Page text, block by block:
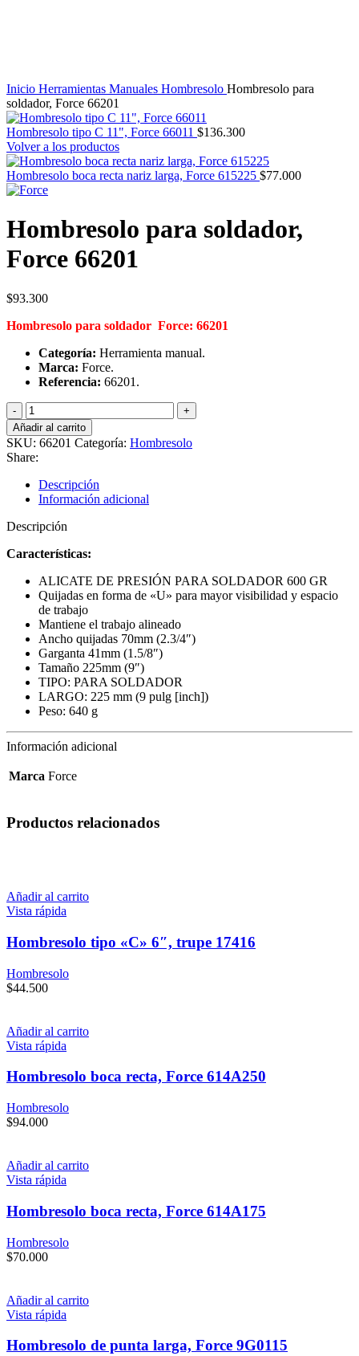
Inicio Herramientas Manuales Hombresolo Hombresolo para
soldador, Force 66201
Hombresolo tipo C 11", Force 66011 $136.300
Volver a los productos
Hombresolo boca recta nariz larga, Force 615225 $77.000
Hombresolo para soldador,
Force 66201
$93.300
Hombresolo para soldador Force: 66201
Categoría: Herramienta manual.
Marca: Force.
Referencia: 66201.
Hombresolo
para
soldador,
Force
66201
cantidad
Añadir al carrito
SKU: 66201 Categoría: Hombresolo
Share:
Descripción
Información adicional
Descripción
Características:
ALICATE DE PRESIÓN PARA SOLDADOR 600 GR
Quijadas en forma de «U» para mayor visibilidad y espacio
de trabajo
Mantiene el trabajo alineado
Ancho quijadas 70mm (2.3/4″)
Garganta 41mm (1.5/8″)
Tamaño 225mm (9″)
TIPO: PARA SOLDADOR
LARGO: 225 mm (9 pulg [inch])
Peso: 640 g
Información adicional
Marca Force
Productos relacionados
Añadir al carrito
Vista rápida
Hombresolo tipo «C» 6″, trupe 17416
Hombresolo
$44.500
Añadir al carrito
Vista rápida
Hombresolo boca recta, Force 614A250
Hombresolo
$94.000
Añadir al carrito
Vista rápida
Hombresolo boca recta, Force 614A175
Hombresolo
$70.000
Añadir al carrito
Vista rápida
Hombresolo de punta larga, Force 9G0115